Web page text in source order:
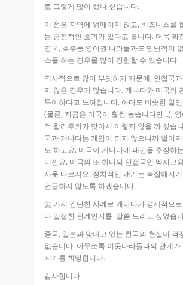
로 그렇게 많이 했나 싶습니다.
이 점은 지역에 얽매이지 않고, 비즈니스를
는 긍정적인 효과가 있다고 봅니다. 더욱 확
영국, 호주등 영어권 나라들과도 만난적이
스를 하는 경우를 많이 경험할 수 있습니다.
역사적으로 많이 부딪히기 때문에, 인접국
지 않은 경우가 많습니다. 캐나다와 미국의
특이하다고 느껴집니다. 아마도 비슷한 일
(물론, 지금은 미국이 훨씬 높습니다만…), 영
적 합리주의가 맞아서 이렇지 않을 까 싶습
국과 캐나다는 게임이 되지 않으니까 벌어
도 하고요. 미국이 캐나다에 패권을 주장하
니깐요. 미국의 또 하나의 인접국인 멕시코
사뭇 다르지요. 정치적인 얘기는 복잡해지
언급하지 않도록 하겠습니다.
몇 가지 간단한 사례로 캐나다가 경제적으
나 밀접한 관계인지를 말씀 드리고 싶었습
중국, 일본과 맞대고 있는 한국의 현실이 걱
없습니다. 아무쪼록 이웃나라들과의 관계가
지기를 희망합니다.
감사합니다.